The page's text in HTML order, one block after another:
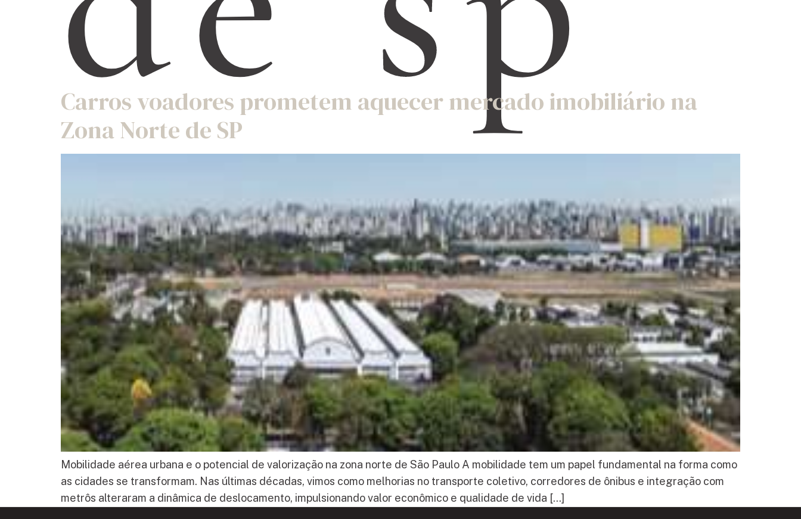
Carros voadores prometem aquecer mercado imobiliário na
Zona Norte de SP
Mobilidade aérea urbana e o potencial de valorização na zona norte de São Paulo A mobilidade tem um papel fundamental na forma como
as cidades se transformam. Nas últimas décadas, vimos como melhorias no transporte coletivo, corredores de ônibus e integração com
metrôs alteraram a dinâmica de deslocamento, impulsionando valor econômico e qualidade de vida […]